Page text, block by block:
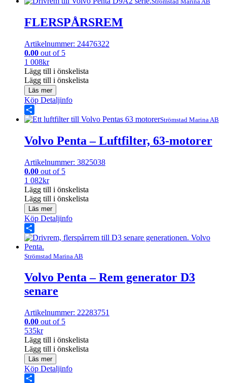
FLERSPÅRSREM
Artikelnummer: 24476322
0.00 out of 5
1 008kr
Lägg till i önskelista
Lägg till i önskelista
Läs mer
Köp Detaljinfo
Share Strömstad Marina AB
Volvo Penta – Luftfilter, 63-motorer
Artikelnummer: 3825038
0.00 out of 5
1 082kr
Lägg till i önskelista
Lägg till i önskelista
Läs mer
Köp Detaljinfo
Share
Strömstad Marina AB
Volvo Penta – Rem generator D3
senare
Artikelnummer: 22283751
0.00 out of 5
535kr
Lägg till i önskelista
Lägg till i önskelista
Läs mer
Köp Detaljinfo